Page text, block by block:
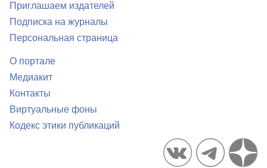
Приглашаем издателей
Подписка на журналы
Персональная страница
О портале
Медиакит
Контакты
Виртуальные фоны
Кодекс этики публикаций